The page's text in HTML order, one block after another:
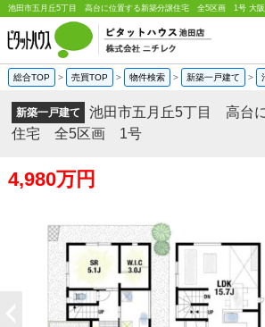
総合TOP > 売買TOP > 物件検索 > 新築一戸建て >
新築一戸建て
池田市五月丘5丁目 高台
住宅 全5区画 1号
4,980万円